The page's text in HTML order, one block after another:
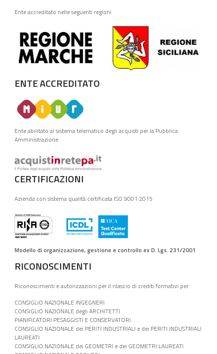
Ente accreditato nelle seguenti regioni
ENTE ACCREDITATO
Ente abilitato al sistema telematico degli acquisti per la Pubblica
Amministrazione
CERTIFICAZIONI
Azienda con sistema qualità certificata ISO 9001:2015
Modello di organizzazione, gestione e controllo ex D. Lgs. 231/2001
RICONOSCIMENTI
Riconoscimenti e autorizzazioni per il rilascio di crediti formativi per:
CONSIGLIO NAZIONALE INGEGNERI
CONSIGLIO NAZIONALE degli ARCHITETTI
PIANIFICATORI PESAGGISTI E CONSERVATORI
CONSIGLIO NAZIONALE dei PERITI INDUSTRIALI e dei PERITI INDUSTRIALI
LAUREATI
CONSIGLIO NAZIONALE dei GEOMETRI e dei GEOMETRI LAUREATI